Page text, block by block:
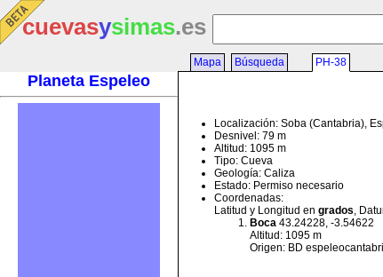
cuevasysimas.es
Planeta Espeleo
Mapa Búsqueda PH-38
Localización: Soba (Cantabria),
Desnivel: 79 m
Altitud: 1095 m
Tipo: Cueva
Geología: Caliza
Estado: Permiso necesario
Coordenadas:
Latitud y Longitud en grados,
Boca 43.24228, -3.54622
Altitud: 1095 m
Origen: BD